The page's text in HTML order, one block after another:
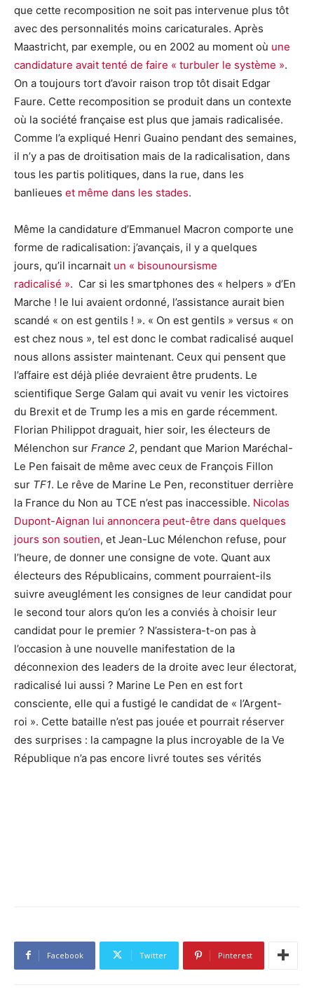
que cette recomposition ne soit pas intervenue plus tôt
avec des personnalités moins caricaturales. Après
Maastricht, par exemple, ou en 2002 au moment où une
candidature avait tenté de faire « turbuler le système ».
On a toujours tort d’avoir raison trop tôt disait Edgar
Faure. Cette recomposition se produit dans un contexte
où la société française est plus que jamais radicalisée.
Comme l’a expliqué Henri Guaino pendant des semaines,
il n’y a pas de droitisation mais de la radicalisation, dans
tous les partis politiques, dans la rue, dans les
banlieues et même dans les stades.
Même la candidature d’Emmanuel Macron comporte une
forme de radicalisation: j’avançais, il y a quelques
jours, qu’il incarnait un « bisounoursisme
radicalisé ». Car si les smartphones des « helpers » d’En
Marche ! le lui avaient ordonné, l’assistance aurait bien
scandé « on est gentils ! ». « On est gentils » versus « on
est chez nous », tel est donc le combat radicalisé auquel
nous allons assister maintenant. Ceux qui pensent que
l’affaire est déjà pliée devraient être prudents. Le
scientifique Serge Galam qui avait vu venir les victoires
du Brexit et de Trump les a mis en garde récemment.
Florian Philippot draguait, hier soir, les électeurs de
Mélenchon sur France 2, pendant que Marion Maréchal-
Le Pen faisait de même avec ceux de François Fillon
sur TF1. Le rêve de Marine Le Pen, reconstituer derrière
la France du Non au TCE n’est pas inaccessible. Nicolas
Dupont-Aignan lui annoncera peut-être dans quelques
jours son soutien, et Jean-Luc Mélenchon refuse, pour
l’heure, de donner une consigne de vote. Quant aux
électeurs des Républicains, comment pourraient-ils
suivre aveuglément les consignes de leur candidat pour
le second tour alors qu’on les a conviés à choisir leur
candidat pour le premier ? N’assistera-t-on pas à
l’occasion à une nouvelle manifestation de la
déconnexion des leaders de la droite avec leur électorat,
radicalisé lui aussi ? Marine Le Pen en est fort
consciente, elle qui a fustigé le candidat de « l’Argent-
roi ». Cette bataille n’est pas jouée et pourrait réserver
des surprises : la campagne la plus incroyable de la Ve
République n’a pas encore livré toutes ses vérités
Facebook Twitter Pinterest